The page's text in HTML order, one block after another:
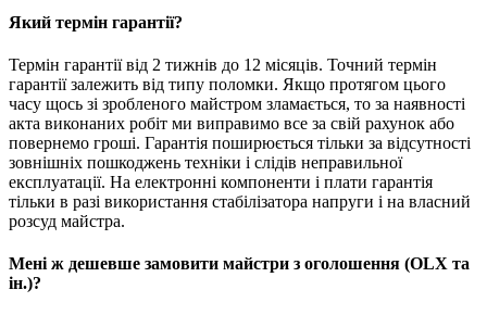
Який термін гарантії?
Термін гарантії від 2 тижнів до 12 місяців. Точний термін
гарантії залежить від типу поломки. Якщо протягом цього
часу щось зі зробленого майстром зламається, то за наявності
акта виконаних робіт ми виправимо все за свій рахунок або
повернемо гроші. Гарантія поширюється тільки за відсутності
зовнішніх пошкоджень техніки і слідів неправильної
експлуатації. На електронні компоненти і плати гарантія
тільки в разі використання стабілізатора напруги і на власний
розсуд майстра.
Мені ж дешевше замовити майстри з оголошення (OLX та
ін.)?